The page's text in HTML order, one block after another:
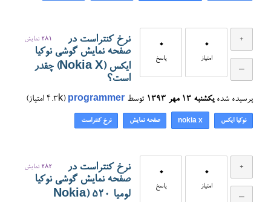
0
امتیاز
0
پاسخ
281 نمایش
نرخ کنتراست در
صفحه نمایش گوشی نوکیا
ایکس (Nokia X) چقدر
است؟
پرسیده شده یکشنبه ۱۳ مهر ۱۳۹۳ توسط programmer
(
4.3k امتیاز)
نوکیا ایکس nokia x صفحه نمایش نرخ کنتراست
0
امتیاز
0
پاسخ
282 نمایش
نرخ کنتراست در
صفحه نمایش گوشی نوکیا
لومیا ۵۲۰ (Nokia